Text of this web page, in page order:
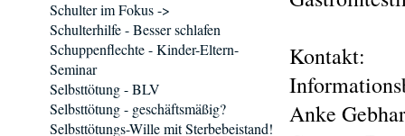
Kontakt:
Anke
Schulter im Fokus ->
Schulterhilfe - Besser schlafen
Schuppenflechte - Kinder-Eltern-
Seminar
Selbsttötung - BLV
Selbsttötung - geschäftsmäßig?
Selbsttötungs-Wille mit Sterbebeistand!